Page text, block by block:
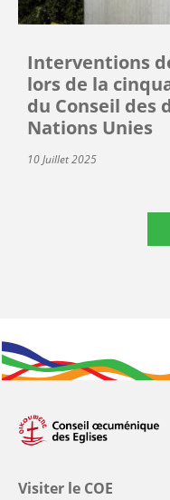
Interventions
lors de la
du Conseil des
Nations Unies
10 Juillet 2025
Visiter le COE